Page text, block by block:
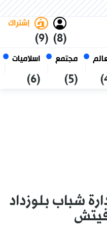
مجتمع
(5)
اسلاميات
(6)
(8)
إشتراك
(9)
الجزائر
شباب بلوزداد